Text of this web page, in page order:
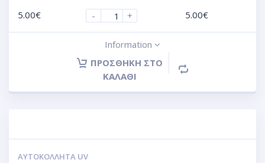
5.00€
-
+
5.00€
Information
ΠΡΟΣΘΉΚΗ ΣΤΟ
ΚΑΛΆΘΙ
ΑΥΤΟΚΌΛΛΗΤΑ UV